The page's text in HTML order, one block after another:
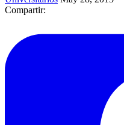
Compartir: